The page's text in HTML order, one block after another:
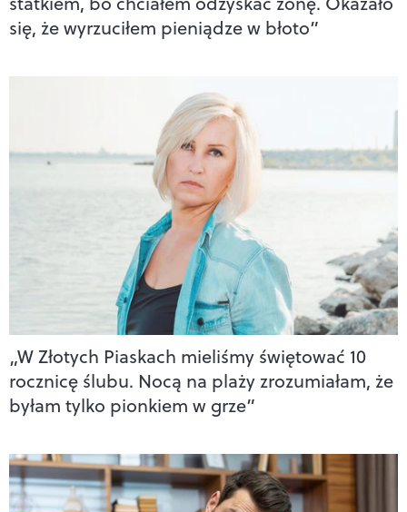
się, że wyrzuciłem pieniądze w błoto”
„W Złotych Piaskach mieliśmy świętować 10
rocznicę ślubu. Nocą na plaży zrozumiałam, że
byłam tylko pionkiem w grze”